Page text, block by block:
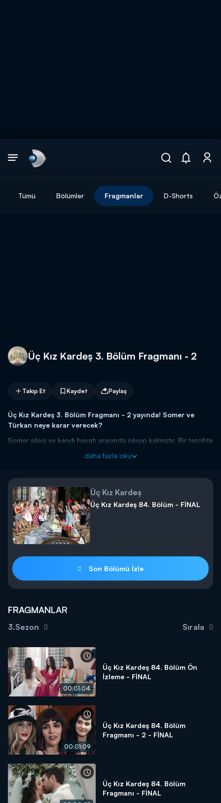
Tümü Bölümler Fragmanlar D-Shorts
Üç Kız Kardeş 3. Bölüm Fragmanı - 2
Takip Et Kaydet Paylaş
Üç Kız Kardeş 3. Bölüm Fragmanı - 2 yayında! Somer ve
Türkan neye karar verecek?
Somer ailesi ve kendi hayatı arasında sıkışıp kalmıştır. Bir tercihte
-------------------------------
Uc Kiz Kardes Episode 3 Trailer 2 is streaming! How will Somer
and Turkan decide?
Somer is stuck between his family and his own life. He needs to
make a choice.
daha fazla oku
Üç Kız Kardeş
Üç Kız Kardeş 84. Bölüm - FİNAL
Son Bölümü İzle
FRAGMANLAR
3.Sezon Sırala
00:01:04
Üç Kız Kardeş 84. Bölüm Ön
İzleme - FİNAL
00:01:09
Üç Kız Kardeş 84. Bölüm
Fragmanı - 2 - FİNAL
Üç Kız Kardeş 84. Bölüm
Fragmanı - FİNAL